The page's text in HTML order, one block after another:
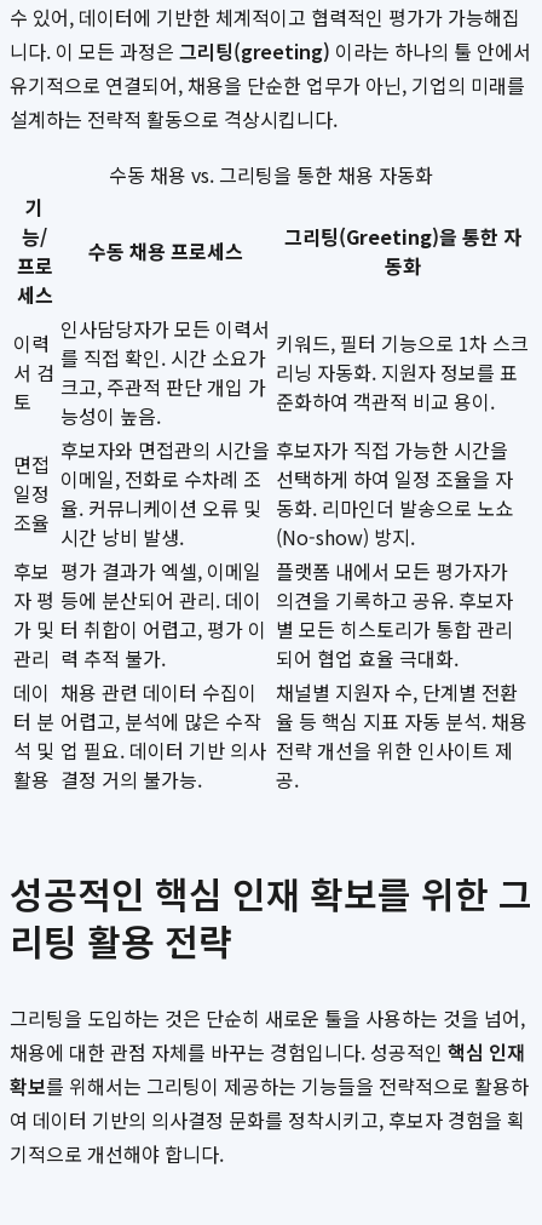
수 있어, 데이터에 기반한 체계적이고 협력적인 평가가 가능해집
니다. 이 모든 과정은 그리팅(greeting) 이라는 하나의 툴 안에서
유기적으로 연결되어, 채용을 단순한 업무가 아닌, 기업의 미래를
설계하는 전략적 활동으로 격상시킵니다.
수동 채용 vs. 그리팅을 통한 채용 자동화
기
능/
프로
세스
수동 채용 프로세스
그리팅(Greeting)을 통한 자
동화
이력
서 검
토
인사담당자가 모든 이력서
를 직접 확인. 시간 소요가
크고, 주관적 판단 개입 가
능성이 높음.
키워드, 필터 기능으로 1차 스크
리닝 자동화. 지원자 정보를 표
준화하여 객관적 비교 용이.
면접
일정
조율
후보자와 면접관의 시간을
이메일, 전화로 수차례 조
율. 커뮤니케이션 오류 및
시간 낭비 발생.
후보자가 직접 가능한 시간을
선택하게 하여 일정 조율을 자
동화. 리마인더 발송으로 노쇼
(No-show) 방지.
후보
자 평
가 및
관리
평가 결과가 엑셀, 이메일
등에 분산되어 관리. 데이
터 취합이 어렵고, 평가 이
력 추적 불가.
플랫폼 내에서 모든 평가자가
의견을 기록하고 공유. 후보자
별 모든 히스토리가 통합 관리
되어 협업 효율 극대화.
데이
터 분
석 및
활용
채용 관련 데이터 수집이
어렵고, 분석에 많은 수작
업 필요. 데이터 기반 의사
결정 거의 불가능.
채널별 지원자 수, 단계별 전환
율 등 핵심 지표 자동 분석. 채용
전략 개선을 위한 인사이트 제
공.
성공적인 핵심 인재 확보를 위한 그
리팅 활용 전략
그리팅을 도입하는 것은 단순히 새로운 툴을 사용하는 것을 넘어,
채용에 대한 관점 자체를 바꾸는 경험입니다. 성공적인 핵심 인재
확보를 위해서는 그리팅이 제공하는 기능들을 전략적으로 활용하
여 데이터 기반의 의사결정 문화를 정착시키고, 후보자 경험을 획
기적으로 개선해야 합니다.